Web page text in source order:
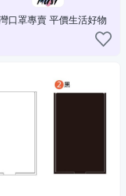
口罩專賣 平價生活好物